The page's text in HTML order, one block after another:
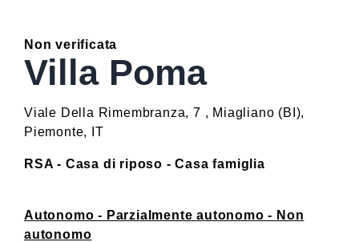
Non verificata
Villa Poma
Viale Della Rimembranza, 7 , Miagliano (BI ),
Piemonte, IT
RSA - Casa di riposo - Casa famiglia
Autonomo - Parzialmente autonomo - Non
autonomo